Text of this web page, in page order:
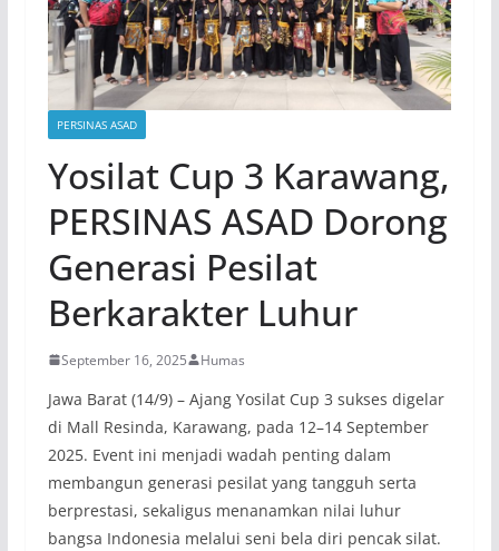
PERSINAS ASAD
Yosilat Cup 3 Karawang,
PERSINAS ASAD Dorong
Generasi Pesilat
Berkarakter Luhur
September 16, 2025 Humas
Jawa Barat (14/9) – Ajang Yosilat Cup 3 sukses digelar
di Mall Resinda, Karawang, pada 12–14 September
2025. Event ini menjadi wadah penting dalam
membangun generasi pesilat yang tangguh serta
berprestasi, sekaligus menanamkan nilai luhur
bangsa Indonesia melalui seni bela diri pencak silat.